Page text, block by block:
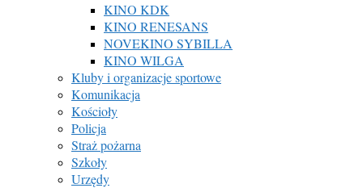
KINO KDK
KINO RENESANS
NOVEKINO SYBILLA
KINO WILGA
Kluby i organizacje sportowe
Komunikacja
Kościoły
Policja
Straż pożarna
Szkoły
Urzędy